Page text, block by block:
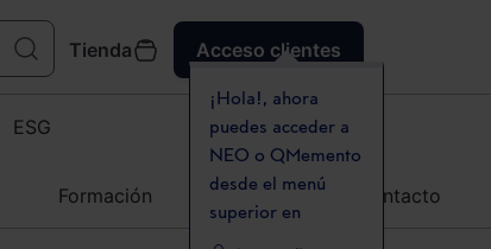
Tienda Acceso clientes
¡Hola!, ahora
puedes acceder a
NEO o QMemento
desde el menú
superior en
ESG
Formación Agenda Contacto